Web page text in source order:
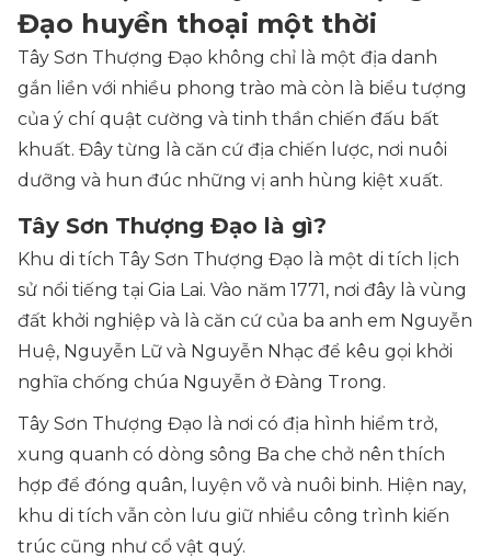
Đạo huyền thoại một thời
Tây Sơn Thượng Đạo không chỉ là một địa danh
gắn liền với nhiều phong trào mà còn là biểu tượng
của ý chí quật cường và tinh thần chiến đấu bất
khuất. Đây từng là căn cứ địa chiến lược, nơi nuôi
dưỡng và hun đúc những vị anh hùng kiệt xuất.
Tây Sơn Thượng Đạo là gì?
Khu di tích Tây Sơn Thượng Đạo là một di tích lịch
sử nổi tiếng tại Gia Lai. Vào năm 1771, nơi đây là vùng
đất khởi nghiệp và là căn cứ của ba anh em Nguyễn
Huệ, Nguyễn Lữ và Nguyễn Nhạc để kêu gọi khởi
nghĩa chống chúa Nguyễn ở Đàng Trong.
Tây Sơn Thượng Đạo là nơi có địa hình hiểm trở,
xung quanh có dòng sông Ba che chở nên thích
hợp để đóng quân, luyện võ và nuôi binh. Hiện nay,
khu di tích vẫn còn lưu giữ nhiều công trình kiến
trúc cũng như cổ vật quý.